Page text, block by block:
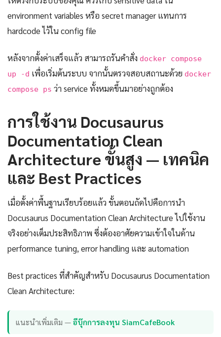
environment variables หรือ secret manager แทนการ
hardcode ไว้ใน config file
หลังจากตั้งค่าเสร็จแล้ว สามารถรันคำสั่ง docker compose
up -d เพื่อเริ่มต้นระบบ จากนั้นตรวจสอบสถานะด้วย docker
compose ps ว่า service ทั้งหมดขึ้นมาอย่างถูกต้อง
การใช้งาน Docusaurus
Documentation Clean
Architecture ขั้นสูง — เทคนิค
และ Best Practices
เมื่อตั้งค่าพื้นฐานเรียบร้อยแล้ว ขั้นตอนถัดไปคือการนำ
Docusaurus Documentation Clean Architecture ไปใช้งาน
จริงอย่างเต็มประสิทธิภาพ ซึ่งต้องอาศัยความเข้าใจในด้าน
performance tuning, error handling และ automation
Best practices ที่สำคัญสำหรับ Docusaurus Documentation
Clean Architecture:
แนะนำเพิ่มเติม —อีบุ๊กการลงทุน SiamCafeBook